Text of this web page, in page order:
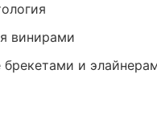
винирами
брекетами и